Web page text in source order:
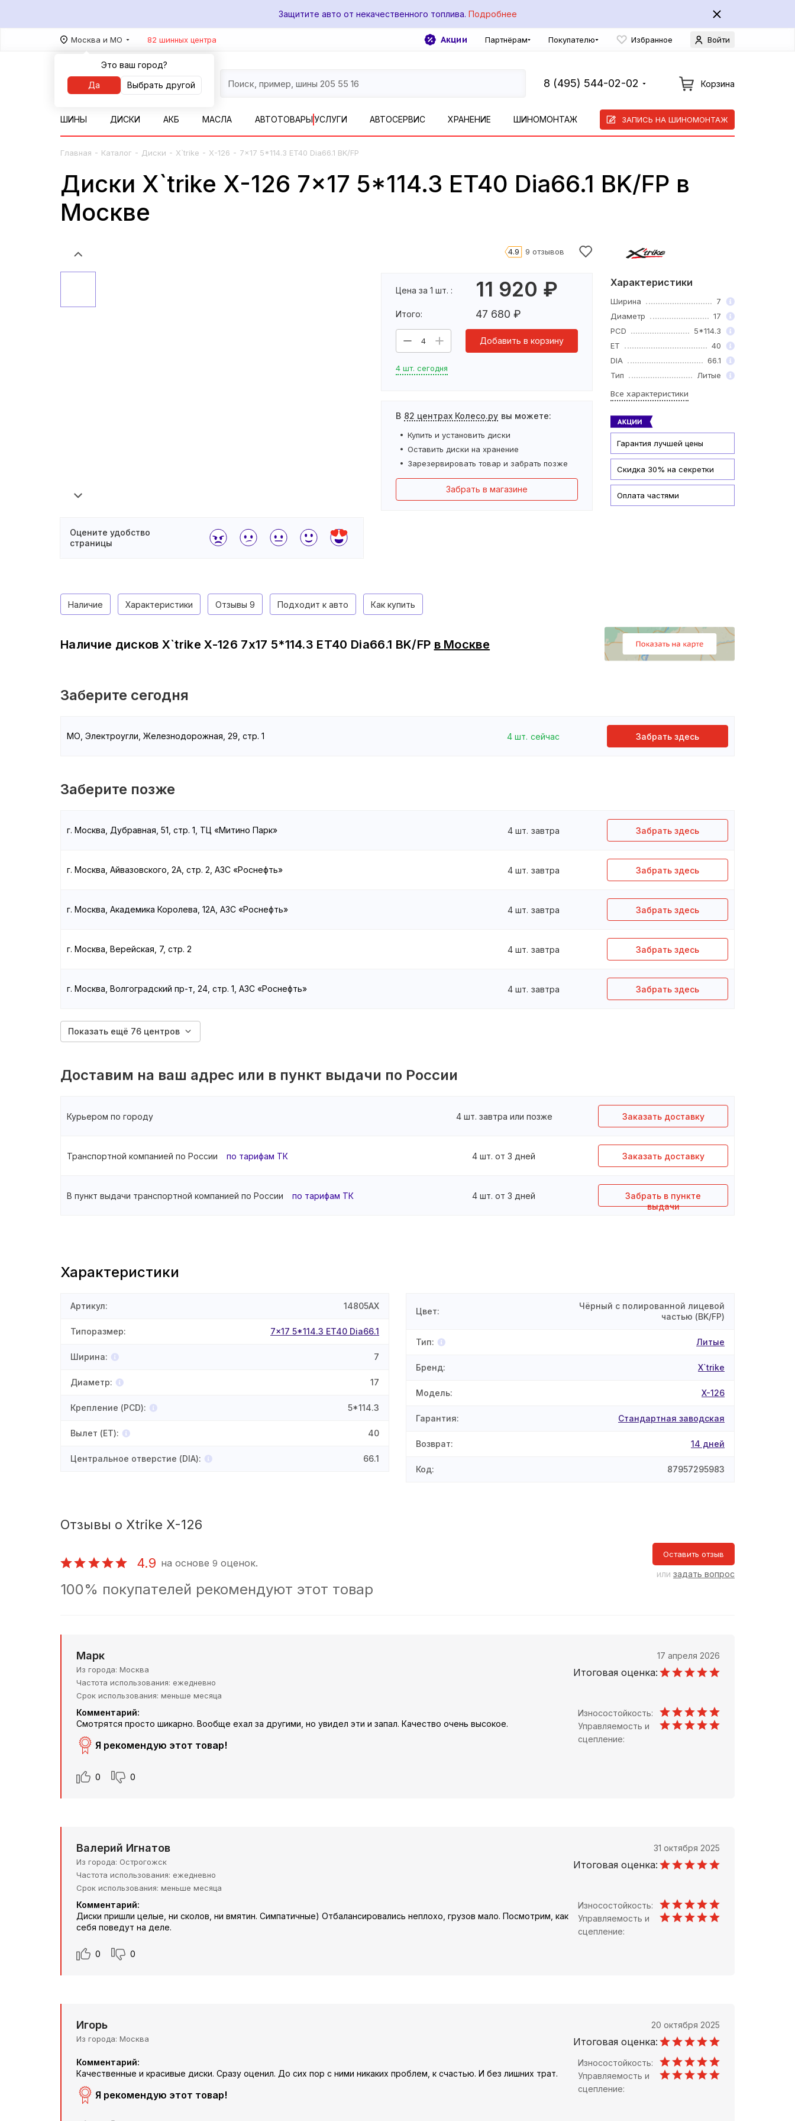
Защитите авто от некачественного топлива. Подробнее
Москва и МО
Это ваш город?
Да
Выбрать другой
82 шинных центра Акции Партнёрам Покупателю Избранное Войти
8 (495) 544-02-02 Корзина
ШИНЫ ДИСКИ АКБ МАСЛА АВТОТОВАРЫУСЛУГИ АВТОСЕРВИС ХРАНЕНИЕ ШИНОМОНТАЖ ЗАПИСЬ НА ШИНОМОНТАЖ
Главная - Каталог - Диски - X`trike - X-126 - 7x17 5*114.3 ET40 Dia66.1 BK/FP
Диски X`trike X-126 7x17 5*114.3 ET40 Dia66.1 BK/FP в
Москве
Оцените удобство
страницы
4.9 9 отзывов
Цена за 1 шт. : 11 920 ₽
Итого: 47 680 ₽
4 Добавить в корзину
4 шт. сегодня
В 82 центрах Колесо.ру вы можете:
Купить и установить диски
Оставить диски на хранение
Зарезервировать товар и забрать позже
Забрать в магазине
Характеристики
Ширина
7
Диаметр
17
PCD
5*114.3
ET
40
DIA
66.1
Тип
Литые
Все характеристики
Гарантия лучшей цены
Скидка 30% на секретки
Оплата частями
Наличие Характеристики Отзывы 9 Подходит к авто Как купить
Наличие дисков X`trike X-126 7x17 5*114.3 ET40 Dia66.1 BK/FP в Москве
Заберите сегодня
МО, Электроугли, Железнодорожная, 29, стр. 1 4 шт. сейчас Забрать здесь
Заберите позже
г. Москва, Дубравная, 51, стр. 1, ТЦ «Митино Парк» 4шт. завтра Забрать здесь
г. Москва, Айвазовского, 2А, стр. 2, АЗС «Роснефть» 4шт. завтра Забрать здесь
г. Москва, Академика Королева, 12А, АЗС «Роснефть» 4шт. завтра Забрать здесь
г. Москва, Верейская, 7, стр. 2 4шт. завтра Забрать здесь
г. Москва, Волгоградский пр-т, 24, стр. 1, АЗС «Роснефть» 4шт. завтра Забрать здесь
Показать ещё 76 центров
Доставим на ваш адрес или в пункт выдачи по России
Курьером по городу 4 шт. завтра или позже Заказать доставку
Транспортной компанией по России по тарифам ТК 4 шт. от 3 дней Заказать доставку
В пункт выдачи транспортной компанией по России по тарифам ТК 4 шт. от 3 дней
Забрать в пункте
выдачи
Характеристики
Артикул: 14805AX
Типоразмер: 7x17 5*114.3 ET40 Dia66.1
Ширина: 7
Диаметр: 17
Крепление (PCD): 5*114.3
Вылет (ET): 40
Центральное отверстие (DIA): 66.1
Цвет:
Чёрный с полированной лицевой
частью (BK/FP)
Тип: Литые
Бренд: X`trike
Модель: X-126
Гарантия: Стандартная заводская
Возврат: 14 дней
Код: 87957295983
Отзывы о Xtrike X-126
4.9 на основе9 оценок.
Оставить отзыв
или задать вопрос
100% покупателей рекомендуют этот товар
Марк
Из города Москва
Частота использования ежедневно
Срок использования меньше месяца
17 апреля 2026
Итоговая оценка:
Комментарий:
Смотрятся просто шикарно. Вообще ехал за другими, но увидел эти и запал. Качество очень высокое.
Я рекомендую этот товар!
Износостойкость:
Управляемость и
сцепление:
0 0
Валерий Игнатов
Из города Острогожск
Частота использования ежедневно
Срок использования меньше месяца
31 октября 2025
Итоговая оценка:
Комментарий:
Диски пришли целые, ни сколов, ни вмятин. Симпатичные) Отбалансировались неплохо, грузов мало. Посмотрим, как
себя поведут на деле.
Износостойкость:
Управляемость и
сцепление:
0 0
Игорь
Из города Москва
20 октября 2025
Итоговая оценка:
Комментарий:
Качественные и красивые диски. Сразу оценил. До сих пор с ними никаких проблем, к счастью. И без лишних трат.
Я рекомендую этот товар!
Износостойкость:
Управляемость и
сцепление: